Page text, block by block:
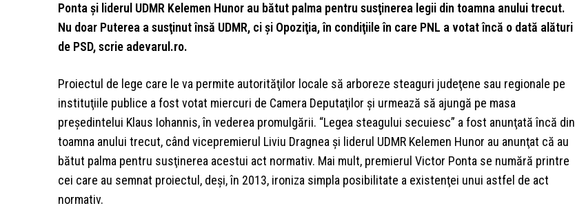
Ponta şi liderul UDMR Kelemen Hunor au bătut palma pentru susţinerea legii din toamna anului trecut.
Nu doar Puterea a susţinut însă UDMR, ci şi Opoziţia, în condiţiile în care PNL a votat încă o dată alături
de PSD, scrie adevarul.ro.
Proiectul de lege care le va permite autorităţilor locale să arboreze steaguri judeţene sau regionale pe
instituţiile publice a fost votat miercuri de Camera Deputaţilor şi urmează să ajungă pe masa
preşedintelui Klaus Iohannis, în vederea promulgării. “Legea steagului secuiesc” a fost anunţată încă din
toamna anului trecut, când vicepremierul Liviu Dragnea şi liderul UDMR Kelemen Hunor au anunţat că au
bătut palma pentru susţinerea acestui act normativ. Mai mult, premierul Victor Ponta se numără printre
cei care au semnat proiectul, deşi, în 2013, ironiza simpla posibilitate a existenţei unui astfel de act
normativ.